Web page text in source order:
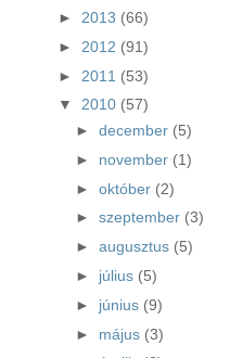
► 2013 (66)
► 2012 (91)
► 2011 (53)
▼ 2010 (57)
► december (5)
► november (1)
► október (2)
► szeptember (3)
► augusztus (5)
► július (5)
► június (9)
► május (3)